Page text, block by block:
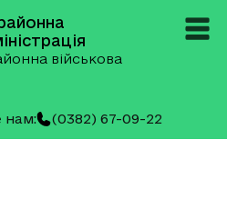
військова
нам: (0382) 67-09-22